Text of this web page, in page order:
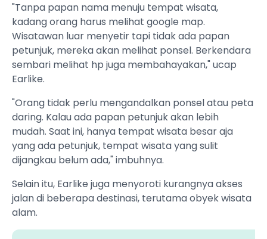
"Tanpa papan nama menuju tempat wisata,
kadang orang harus melihat google map.
Wisatawan luar menyetir tapi tidak ada papan
petunjuk, mereka akan melihat ponsel. Berkendara
sembari melihat hp juga membahayakan," ucap
Earlike.
"Orang tidak perlu mengandalkan ponsel atau peta
daring. Kalau ada papan petunjuk akan lebih
mudah. Saat ini, hanya tempat wisata besar aja
yang ada petunjuk, tempat wisata yang sulit
dijangkau belum ada," imbuhnya.
Selain itu, Earlike juga menyoroti kurangnya akses
jalan di beberapa destinasi, terutama obyek wisata
alam.